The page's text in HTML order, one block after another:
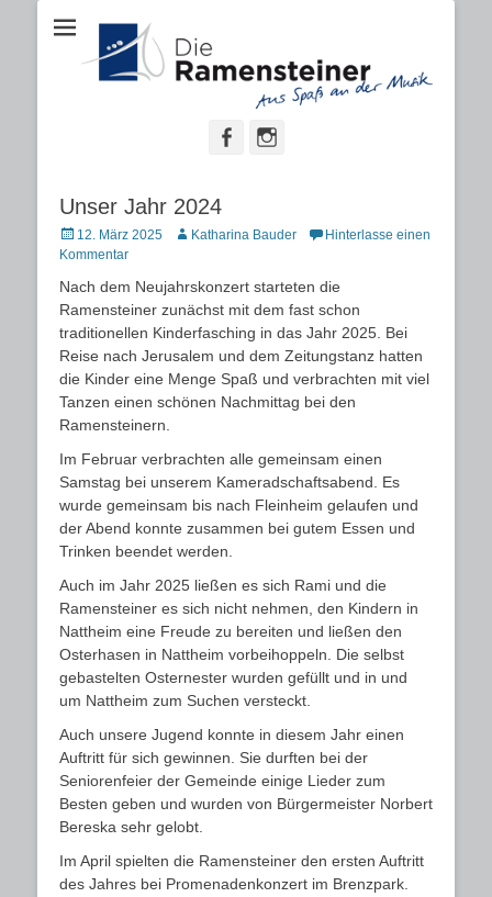
Ramensteiner"
Aus Spaß an der Musik
FacebookInstagram
Unser Jahr 2024
Posted
on
12. März 2025 AutorKatharina Bauder
Hinterlasse einen
Kommentar
Nach dem Neujahrskonzert starteten die
Ramensteiner zunächst mit dem fast schon
traditionellen Kinderfasching in das Jahr 2025. Bei
Reise nach Jerusalem und dem Zeitungstanz hatten
die Kinder eine Menge Spaß und verbrachten mit viel
Tanzen einen schönen Nachmittag bei den
Ramensteinern.
Im Februar verbrachten alle gemeinsam einen
Samstag bei unserem Kameradschaftsabend. Es
wurde gemeinsam bis nach Fleinheim gelaufen und
der Abend konnte zusammen bei gutem Essen und
Trinken beendet werden.
Auch im Jahr 2025 ließen es sich Rami und die
Ramensteiner es sich nicht nehmen, den Kindern in
Nattheim eine Freude zu bereiten und ließen den
Osterhasen in Nattheim vorbeihoppeln. Die selbst
gebastelten Osternester wurden gefüllt und in und
um Nattheim zum Suchen versteckt.
Auch unsere Jugend konnte in diesem Jahr einen
Auftritt für sich gewinnen. Sie durften bei der
Seniorenfeier der Gemeinde einige Lieder zum
Besten geben und wurden von Bürgermeister Norbert
Bereska sehr gelobt.
Im April spielten die Ramensteiner den ersten Auftritt
des Jahres bei Promenadenkonzert im Brenzpark.